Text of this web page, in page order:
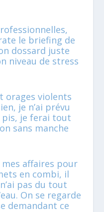
le briefing de
dossard juste
niveau de stress
orages violents
je n’ai prévu
pis, je ferai tout
sans manche
mes affaires pour
en combi, il
pas du tout
On se regarde
demandant ce